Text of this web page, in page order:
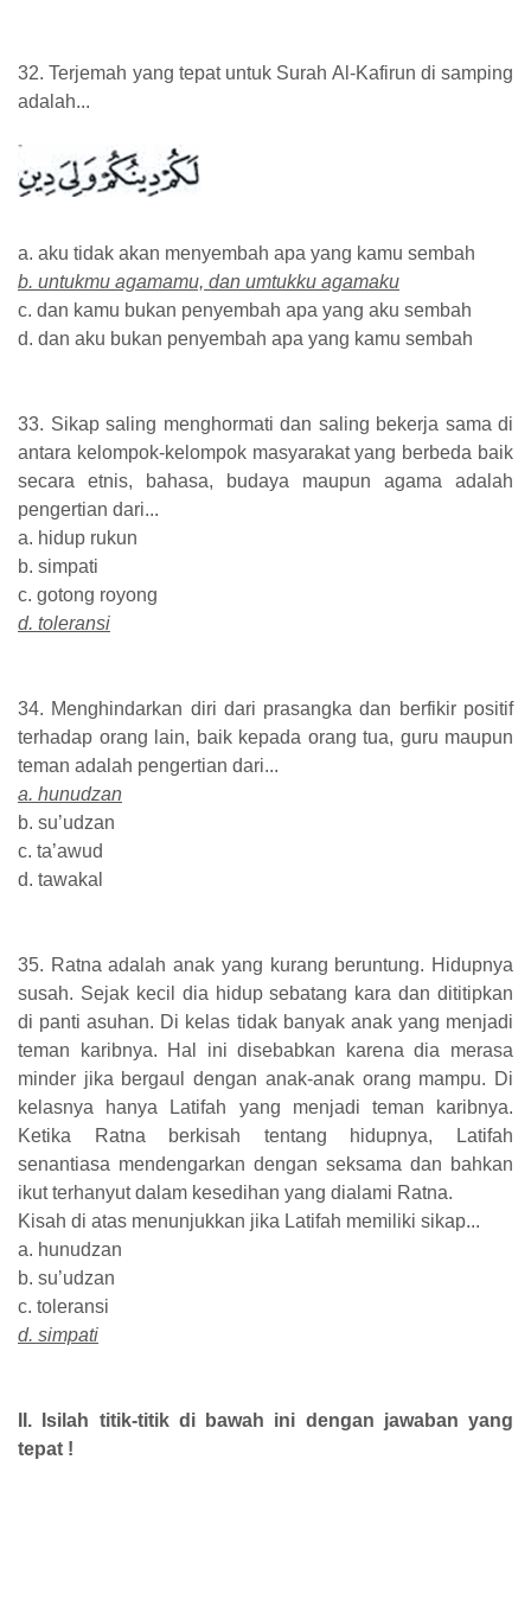
32. Terjemah yang tepat untuk Surah Al-Kafirun di samping
adalah...
a. aku tidak akan menyembah apa yang kamu sembah
b. untukmu agamamu, dan umtukku agamaku
c. dan kamu bukan penyembah apa yang aku sembah
d. dan aku bukan penyembah apa yang kamu sembah
33. Sikap saling menghormati dan saling bekerja sama di
antara kelompok-kelompok masyarakat yang berbeda baik
secara etnis, bahasa, budaya maupun agama adalah
pengertian dari...
a. hidup rukun
b. simpati
c. gotong royong
d. toleransi
34. Menghindarkan diri dari prasangka dan berfikir positif
terhadap orang lain, baik kepada orang tua, guru maupun
teman adalah pengertian dari...
a. hunudzan
b. su’udzan
c. ta’awud
d. tawakal
35. Ratna adalah anak yang kurang beruntung. Hidupnya
susah. Sejak kecil dia hidup sebatang kara dan dititipkan
di panti asuhan. Di kelas tidak banyak anak yang menjadi
teman karibnya. Hal ini disebabkan karena dia merasa
minder jika bergaul dengan anak-anak orang mampu. Di
kelasnya hanya Latifah yang menjadi teman karibnya.
Ketika Ratna berkisah tentang hidupnya, Latifah
senantiasa mendengarkan dengan seksama dan bahkan
ikut terhanyut dalam kesedihan yang dialami Ratna.
Kisah di atas menunjukkan jika Latifah memiliki sikap...
a. hunudzan
b. su’udzan
c. toleransi
d. simpati
II. Isilah titik-titik di bawah ini dengan jawaban yang
tepat !